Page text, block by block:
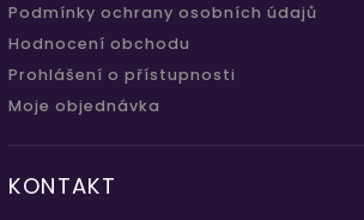
Podmínky ochrany osobních údajů
Hodnocení obchodu
Prohlášení o přístupnosti
Moje objednávka
KONTAKT